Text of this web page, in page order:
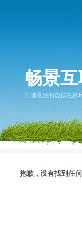
畅景
打造最好的虚拟主机
抱歉，没有找到任